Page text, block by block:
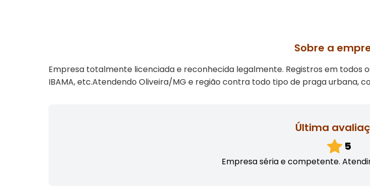
Sobre a
Empresa totalmente licenciada e reconhecida legalmente. Registros em todos
IBAMA, etc.Atendendo Oliveira/MG e região contra todo tipo de praga urbana,
Última
5
Empresa séria e competente.